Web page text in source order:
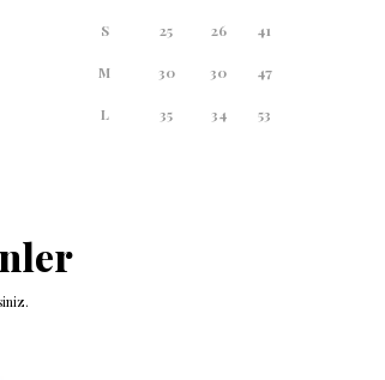
S 25 26 41
M 30 30 47
L 35 34 53